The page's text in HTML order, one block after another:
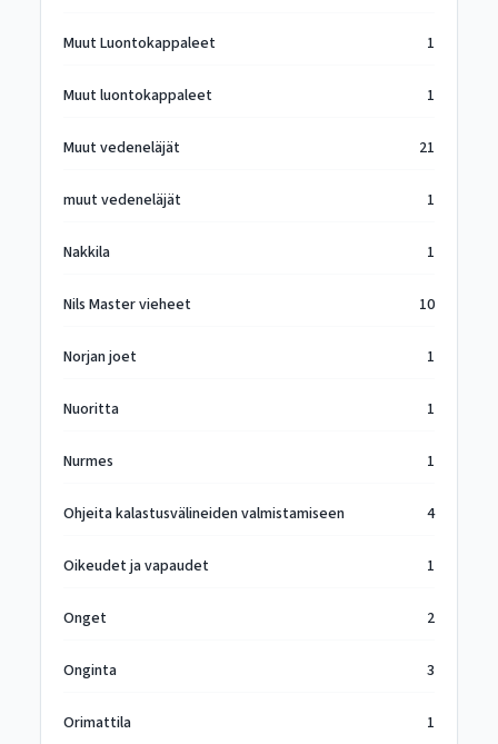
Muut Luontokappaleet 1
Muut luontokappaleet 1
Muut vedeneläjät 21
muut vedeneläjät 1
Nakkila 1
Nils Master vieheet 10
Norjan joet 1
Nuoritta 1
Nurmes 1
Ohjeita kalastusvälineiden valmistamiseen 4
Oikeudet ja vapaudet 1
Onget 2
Onginta 3
Orimattila 1